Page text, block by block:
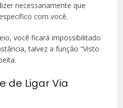
necessariamente que
com você.
você ficará impossibilitado
talvez a função “Visto
de Ligar Via